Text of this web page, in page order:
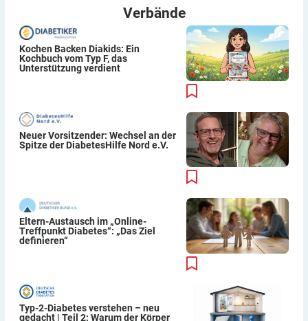
Verbände
Kochen Backen Diakids: Ein
Kochbuch vom Typ F, das
Unterstützung verdient
Neuer Vorsitzender: Wechsel an der
Spitze der DiabetesHilfe Nord e.V.
Eltern-Austausch im „Online-
Treffpunkt Diabetes“: „Das Ziel
definieren“
Typ-2-Diabetes verstehen – neu
gedacht | Teil 2: Warum der Körper